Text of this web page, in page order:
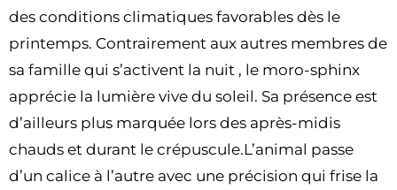
des conditions climatiques favorables dès le
printemps. Contrairement aux autres membres de
sa famille qui s’activent la nuit , le moro-sphinx
apprécie la lumière vive du soleil. Sa présence est
d’ailleurs plus marquée lors des après-midis
chauds et durant le crépuscule.L’animal passe
d’un calice à l’autre avec une précision qui frise la